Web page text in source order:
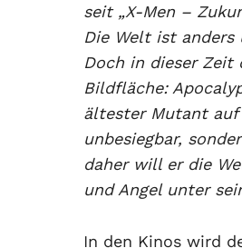
seit „X-Men –
Die Welt ist
Doch in dieser Zeit
Bildfläche:
ältester Mutant auf
unbesiegbar,
daher will er die
und Angel unter
In den Kinos wird